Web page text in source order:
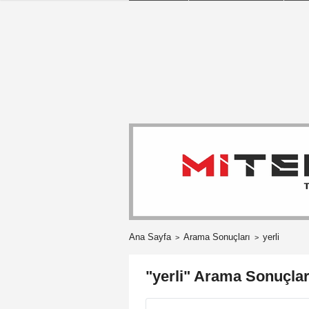
Ana Sayfa Arama Sonuçları yerli
"yerli" Arama